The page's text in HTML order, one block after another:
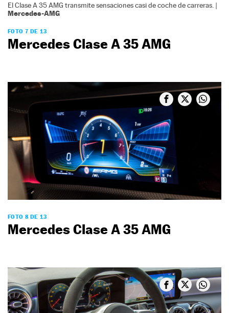
El Clase A 35 AMG transmite sensaciones casi de coche de carreras. |
Mercedes-AMG
FOTO 7 DE 13
Mercedes Clase A 35 AMG
FOTO 8 DE 13
Mercedes Clase A 35 AMG